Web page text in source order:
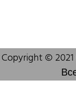
Copyright © 2021